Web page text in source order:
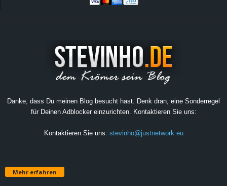
Danke, dass Du meinen Blog besucht hast. Denk dran, eine Sonderregel
für Deinen Adblocker einzurichten. Kontaktieren Sie uns:
Kontaktieren Sie uns: stevinho@justnetwork.eu
Mehr erfahren